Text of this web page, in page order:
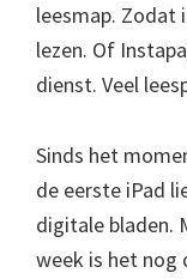
leesmap. Zodat
lezen. Of
dienst. Veel
Sinds het
de eerste iPad
digitale bladen.
week is het nog